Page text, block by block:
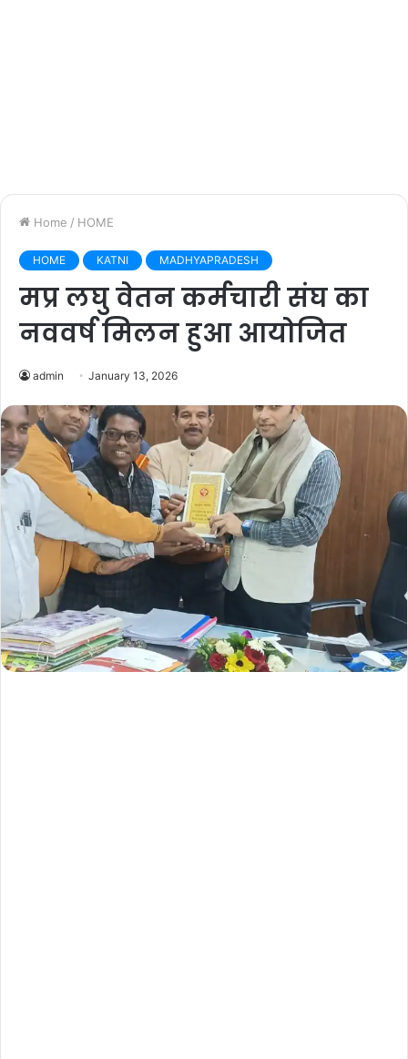
Home / HOME
HOME KATNI MADHYAPRADESH
मप्र लघु वेतन कर्मचारी संघ का
नववर्ष मिलन हुआ आयोजित
admin January 13, 2026